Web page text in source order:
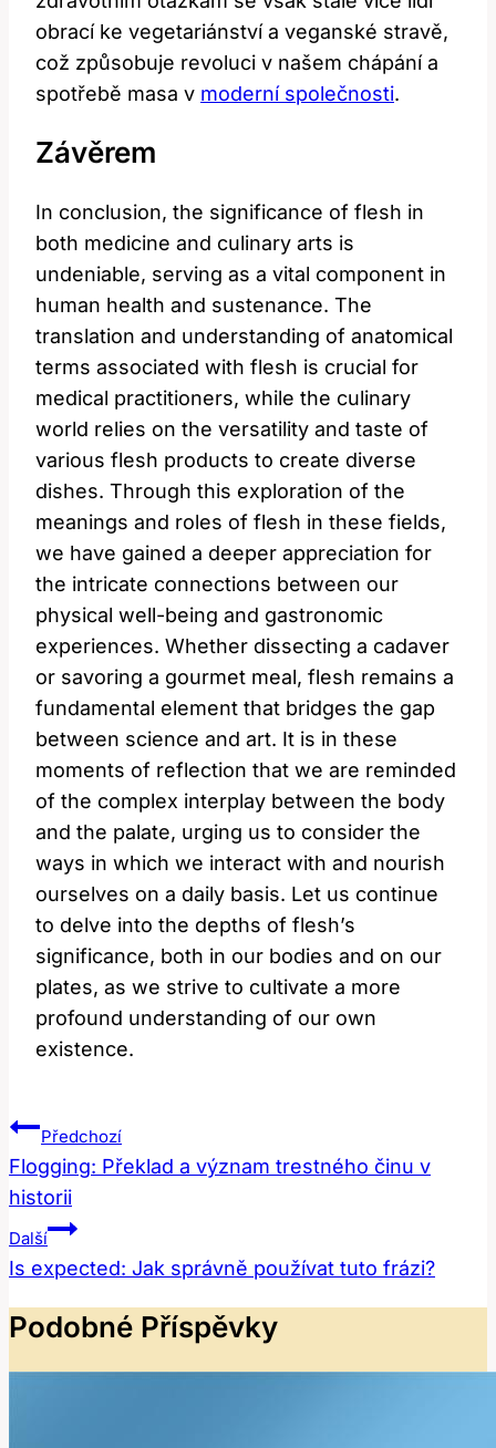
obrací ke vegetariánství a veganské stravě,
což způsobuje revoluci v našem chápání a
spotřebě masa v moderní společnosti.
Závěrem
In conclusion, the significance of flesh in
both medicine and culinary arts is
undeniable, serving as a vital component in
human health and sustenance. The
translation and understanding of anatomical
terms associated with flesh is crucial for
medical practitioners, while the culinary
world relies on the versatility and taste of
various flesh products to create diverse
dishes. Through this exploration of the
meanings and roles of flesh in these fields,
we have gained a deeper appreciation for
the intricate connections between our
physical well-being and gastronomic
experiences. Whether dissecting a cadaver
or savoring a gourmet meal, flesh remains a
fundamental element that bridges the gap
between science and art. It is in these
moments of reflection that we are reminded
of the complex interplay between the body
and the palate, urging us to consider the
ways in which we interact with and nourish
ourselves on a daily basis. Let us continue
to delve into the depths of flesh’s
significance, both in our bodies and on our
plates, as we strive to cultivate a more
profound understanding of our own
existence.
Navigace
Pro
Příspěvek
Předchozí
Flogging: Překlad a význam trestného činu v
historii
Další
Is expected: Jak správně používat tuto frázi?
Podobné Příspěvky